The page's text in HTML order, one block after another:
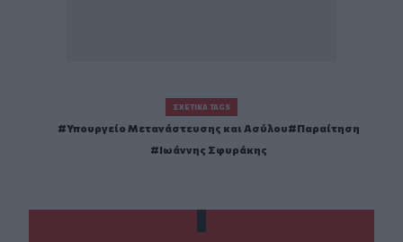
ΣΧΕΤΙΚΆ TAGS
Υπουργείο Μετανάστευσης και Ασύλου
Παραίτηση
Ιωάννης Σφυράκης